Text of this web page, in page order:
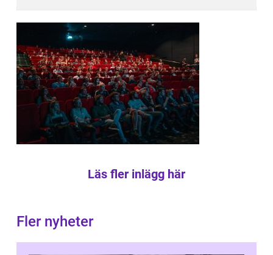
Läs fler inlägg här
Fler nyheter